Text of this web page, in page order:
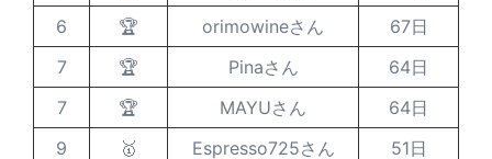
6
🏆 orimowineさん
67日
7
🏆 Pinaさん
64日
7
🏆 MAYUさん
64日
9
🥇 Espresso725さん 51日